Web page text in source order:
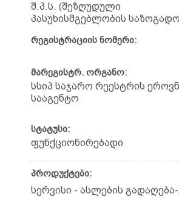
შ.პ.ს. (შეზღუდული
პასუხისმგებლობის
რეგისტრაციის ნომერი:
მარეგისტრ. ორგანო:
სსიპ საჯარო რეესტრის
სააგენტო
სტატუსი:
ფუნქციონირებადი
პროდუქტები:
სერვისი - ასლების